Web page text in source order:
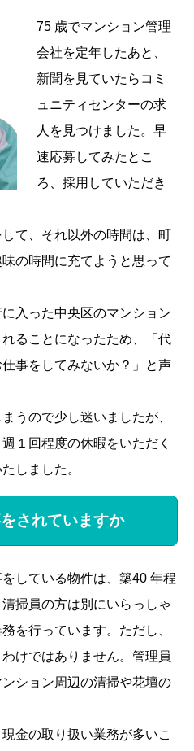
75 歳でマンション管理
会社を定年したあと、
新聞を見ていたらコミ
ュニティセンターの求
人を見つけました。早
速応募してみたとこ
ろ、採用していただき
て、それ以外の時間は、町
の時間に充てようと思って
入った中央区のマンション
ることになったため、「代
事をしてみないか？」と声
うので少し迷いましたが、
１回程度の休暇をいただく
しました。
されていますか
している物件は、築40 年程
掃員の方は別にいらっしゃ
を行っています。ただし、
けではありません。管理員
ション周辺の清掃や花壇の
金の取り扱い業務が多いこ